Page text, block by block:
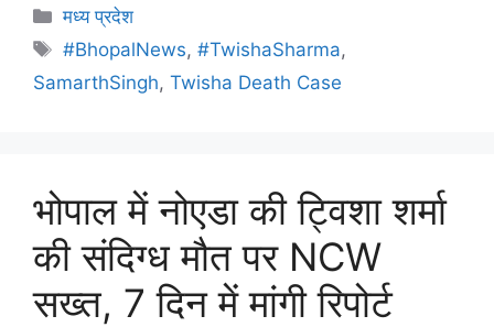
मध्य प्रदेश
#BhopalNews,#TwishaSharma,
SamarthSingh, Twisha Death Case
भोपाल में नोएडा की ट्विशा शर्मा
की संदिग्ध मौत पर NCW
सख्त, 7 दिन में मांगी रिपोर्ट